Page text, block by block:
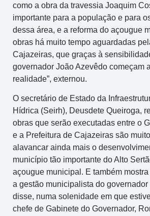
como a obra da travessia Joaquim
importante para a população e para
dessa área, e a reforma do açougue
obras há muito tempo aguardadas
Cajazeiras, que graças à
governador João Azevêdo começam
realidade”, externou.
O secretário de Estado da
Hídrica (Seirh), Deusdete Queiroga,
obras que serão executadas entre o
e a Prefeitura de Cajazeiras são
alavancar ainda mais o
município tão importante do Alto
açougue municipal. E também
a gestão municipalista do governador
disse, numa solenidade em que
chefe de Gabinete do Governador,